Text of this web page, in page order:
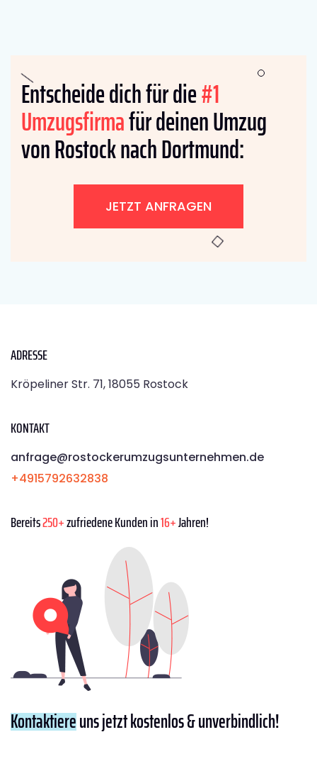
Entscheide dich für die#1
Umzugsfirmafür deinen Umzug
von Rostock nach Dortmund:
JETZT ANFRAGEN
ADRESSE
Kröpeliner Str. 71, 18055 Rostock
KONTAKT
anfrage@rostockerumzugsunternehmen.de
+4915792632838
Bereits250+zufriedene Kunden in16+Jahren!
Kontaktiereuns jetzt kostenlos & unverbindlich!